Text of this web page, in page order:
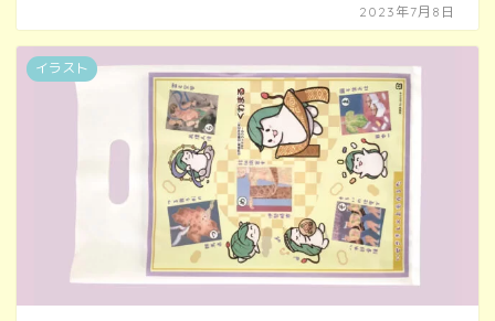
2023年7月8日
イラスト